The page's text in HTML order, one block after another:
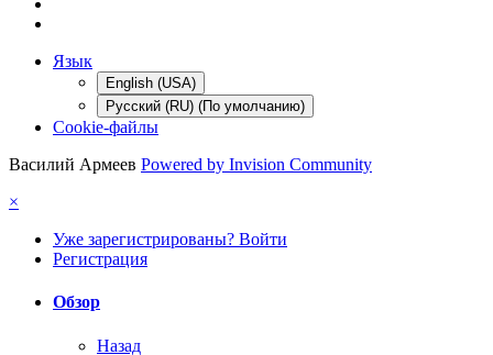
Язык
English (USA)
Русский (RU) (По умолчанию)
Cookie-файлы
Василий Армеев Powered by Invision Community
×
Уже зарегистрированы? Войти
Регистрация
Обзор
Назад